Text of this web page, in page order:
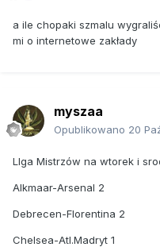
a ile chopaki szmalu
mi o internetowe zakłady
myszaa
Opublikowano 20
LIga Mistrzów na wtorek i
Alkmaar-Arsenal 2
Debrecen-Florentina 2
Chelsea-Atl.Madryt 1